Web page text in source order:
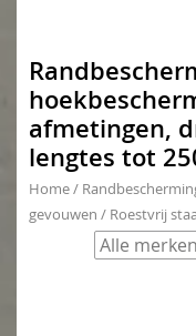
afmetingen,
lengtes tot
Home/
gevouwen / Roestvrij